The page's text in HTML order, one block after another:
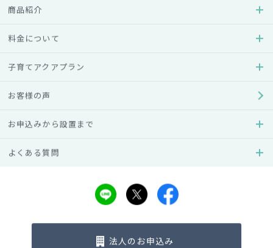
商品紹介
料金について
子育てアクアプラン
お客様の声
お申込みから設置まで
よくある質問
法人のお申込み